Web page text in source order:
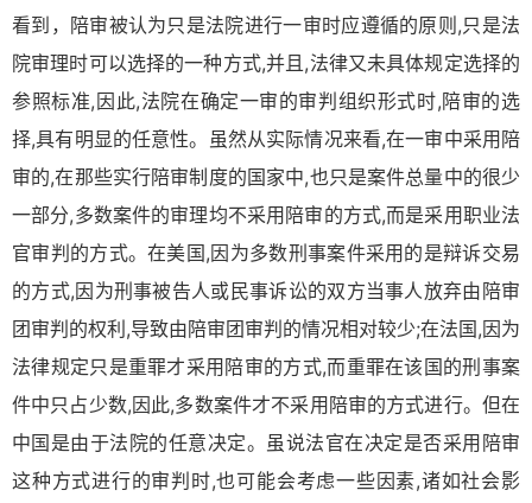
看到，陪审被认为只是法院进行一审时应遵循的原则,只是法
院审理时可以选择的一种方式,并且,法律又未具体规定选择的
参照标准,因此,法院在确定一审的审判组织形式时,陪审的选
择,具有明显的任意性。虽然从实际情况来看,在一审中采用陪
审的,在那些实行陪审制度的国家中,也只是案件总量中的很少
一部分,多数案件的审理均不采用陪审的方式,而是采用职业法
官审判的方式。在美国,因为多数刑事案件采用的是辩诉交易
的方式,因为刑事被告人或民事诉讼的双方当事人放弃由陪审
团审判的权利,导致由陪审团审判的情况相对较少;在法国,因为
法律规定只是重罪才采用陪审的方式,而重罪在该国的刑事案
件中只占少数,因此,多数案件才不采用陪审的方式进行。但在
中国是由于法院的任意决定。虽说法官在决定是否采用陪审
这种方式进行的审判时,也可能会考虑一些因素,诸如社会影